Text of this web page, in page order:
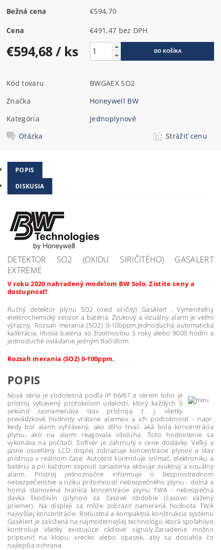
Bežná cena €594,70
Cena €491,47 bez DPH
€594,68/ ks
Kód tovaru
BWGAEX SO2
Značka
Honeywell BW
Kategória
Jednoplynové
Otázka
Strážiť cenu
POPIS
DISKUSIA
DETEKTOR SO2 (OXIDU SIRIČITÉHO) GASALERT
EXTREME
V roku 2020 nahradený modelom BW Solo. Zistite ceny a
dostupnosť!
Ručný detektor plynu SO2 (oxid siričitý) GasAlert . Vymeniteľný
elektrochemický senzor a batéria. Zvukový a vizuálny alarm je veľmi
výrazný. Rozsah merania (SO2) 0-100ppm.Jednoduchá automatická
kalibrácia, lítiová batéria so životnosťou 3 roky alebo 9000 hodín a
jednoduché ovládanie jedným tlačidlom.
Rozsah merania (SO2) 0-100ppm.
POPIS
Nová séria je vodotesná podľa IP 66/67 a okrem toho je
prístroj vybavený protokolom udalostí, ktorý každých 5
sekúnd zaznamenáva stav prístroja, t. j. všetky
prevádzkové hodnoty vrátane alarmov a ich podrobností - napr.
kedy bol alarm vyhlásený, ako dlho trval, aká bola koncentrácia
plynu, ako na alarm reagovala obsluha. Toto hodnotenie sa
vykonáva na počítači. Softvér je zahrnutý v cene dodávky. Veľký a
jasne osvetlený LCD displej zobrazuje koncentrácie plynov a stav
prístroja v reálnom čase. Autotest kontroluje snímač, elektroniku a
batériu a pri každom zapnutí zariadenia aktivuje zvukový a vizuálny
alarm. Prístroj jednoznačne informuje o bezprostrednom
nebezpečenstve a riziku prítomnosti nebezpečného plynu - dolná a
horná stanovená hranica koncentrácie plynu TWA - nebezpečná
dávka škodlivín (plynov) za časové obdobie (časovo vážený
priemer). Na displeji sa môže zobraziť nameraná hodnota TWA
najvyššej koncentrácie. Robustná a kompaktná konštrukcia systému
GasAlert je založená na najmodernejšej technológii, ktorá spoľahlivo
kontroluje všetky existujúce rádiové signály.Zariadenie možno
pripevniť na klopu, vrecko alebo opasok, aby sa dosiahla čo
najlepšia ochrana.